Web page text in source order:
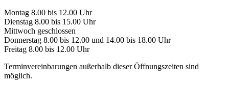
Montag 8.00 bis 12.00 Uhr
Dienstag 8.00 bis 15.00 Uhr
Mittwoch geschlossen
Donnerstag 8.00 bis 12.00 und 14.00 bis 18.00 Uhr
Freitag 8.00 bis 12.00 Uhr
Terminvereinbarungen außerhalb dieser Öffnungszeiten sind
möglich.